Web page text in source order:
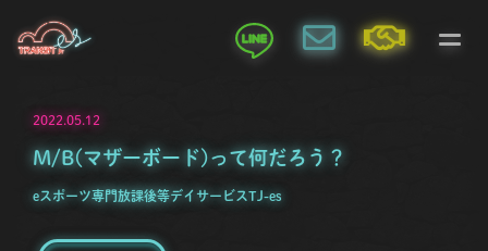
2022.05.12
M/B(マザーボード)って何だろう？
eスポーツ専門放課後等デイサービスTJ-es